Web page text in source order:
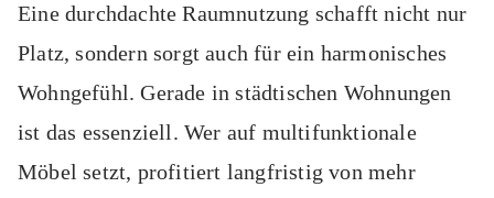
Eine durchdachte Raumnutzung schafft nicht nur
Platz, sondern sorgt auch für ein harmonisches
Wohngefühl. Gerade in städtischen Wohnungen
ist das essenziell. Wer auf multifunktionale
Möbel setzt, profitiert langfristig von mehr